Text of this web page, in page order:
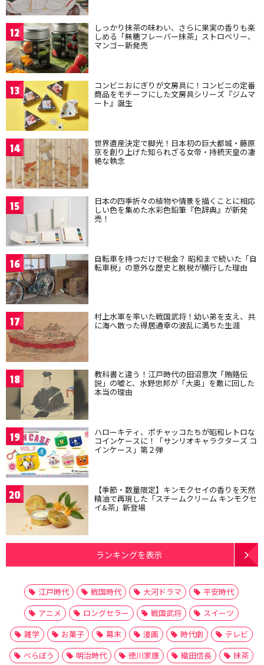
12 しっかり抹茶の味わい、さらに果実の香りも楽
しめる「無糖フレーバー抹茶」ストロベリー、
マンゴー新発売
13 コンビニおにぎりが文房具に！コンビニの定番
商品をモチーフにした文房具シリーズ『ジムマ
ート』誕生
14 世界遺産決定で脚光！日本初の巨大都城・藤原
京を創り上げた知られざる女帝・持統天皇の凄
絶な執念
15 日本の四季折々の植物や情景を描くことに相応
しい色を集めた水彩色鉛筆『色辞典』が新発
売！
16 自転車を持つだけで税金？ 昭和まで続いた「自
転車税」の意外な歴史と脱税が横行した理由
17 村上水軍を率いた戦国武将！幼い弟を支え、共
に海へ散った得居通幸の波乱に満ちた生涯
18 教科書と違う！江戸時代の田沼意次「賄賂伝
説」の嘘と、水野忠邦が「大奥」を敵に回した
本当の理由
19 ハローキティ、ポチャッコたちが昭和レトロな
コインケースに！「サンリオキャラクターズ コ
インケース」第２弾
20 【季節・数量限定】キンモクセイの香りを天然
精油で再現した「スチームクリーム キンモクセ
イ&茶」新登場
ランキングを表示
江戸時代 戦国時代 大河ドラマ
平安時代
アニメ
ロングセラー 戦国武将
スイーツ
雑学
お菓子 幕末 漫画 時代劇
テレビ
べらぼう
明治時代 徳川家康 織田信長
抹茶